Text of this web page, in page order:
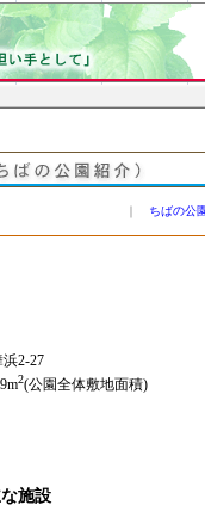
｜ ちばの公
2-27
2(公園全体敷地面積)
施設